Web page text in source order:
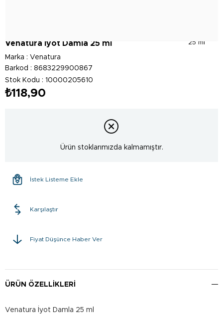
25 ml
Venatura İyot Damla 25 ml
Marka : Venatura
Barkod : 8683229900867
Stok Kodu
10000205610
₺118,90
Ürün stoklarımızda kalmamıştır.
İstek Listeme Ekle
Karşılaştır
Fiyat Düşünce Haber Ver
ÜRÜN ÖZELLIKLERI
Venatura İyot Damla 25 ml